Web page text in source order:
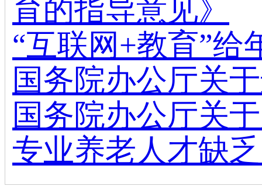
育的指导意见》
“互联网+教育”给
国务院办公厅关
国务院办公厅关
专业养老人才缺